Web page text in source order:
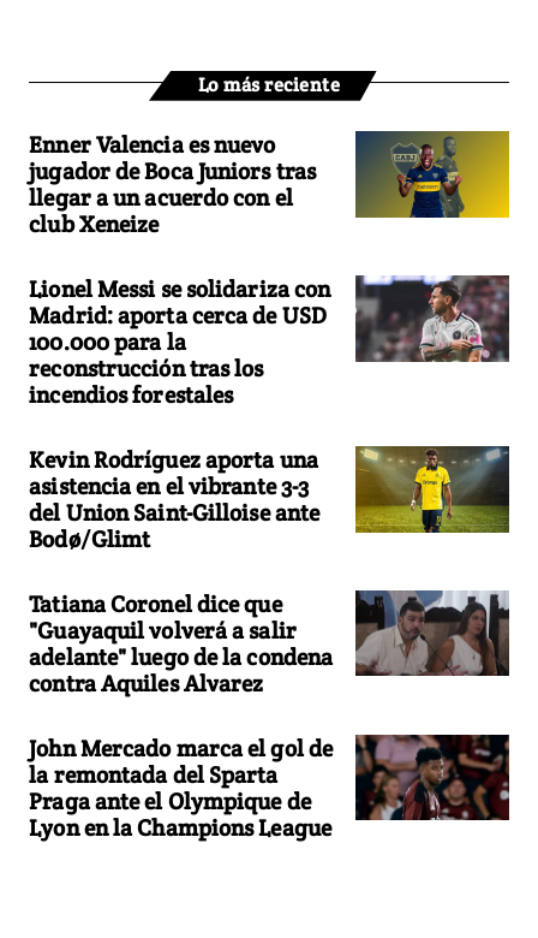
Lo más reciente
Enner Valencia es nuevo
jugador de Boca Juniors tras
llegar a un acuerdo con el
club Xeneize
Lionel Messi se solidariza con
Madrid: aporta cerca de USD
100.000 para la
reconstrucción tras los
incendios forestales
Kevin Rodríguez aporta una
asistencia en el vibrante 3-3
del Union Saint-Gilloise ante
Bodø/Glimt
Tatiana Coronel dice que
"Guayaquil volverá a salir
adelante" luego de la condena
contra Aquiles Alvarez
John Mercado marca el gol de
la remontada del Sparta
Praga ante el Olympique de
Lyon en la Champions League